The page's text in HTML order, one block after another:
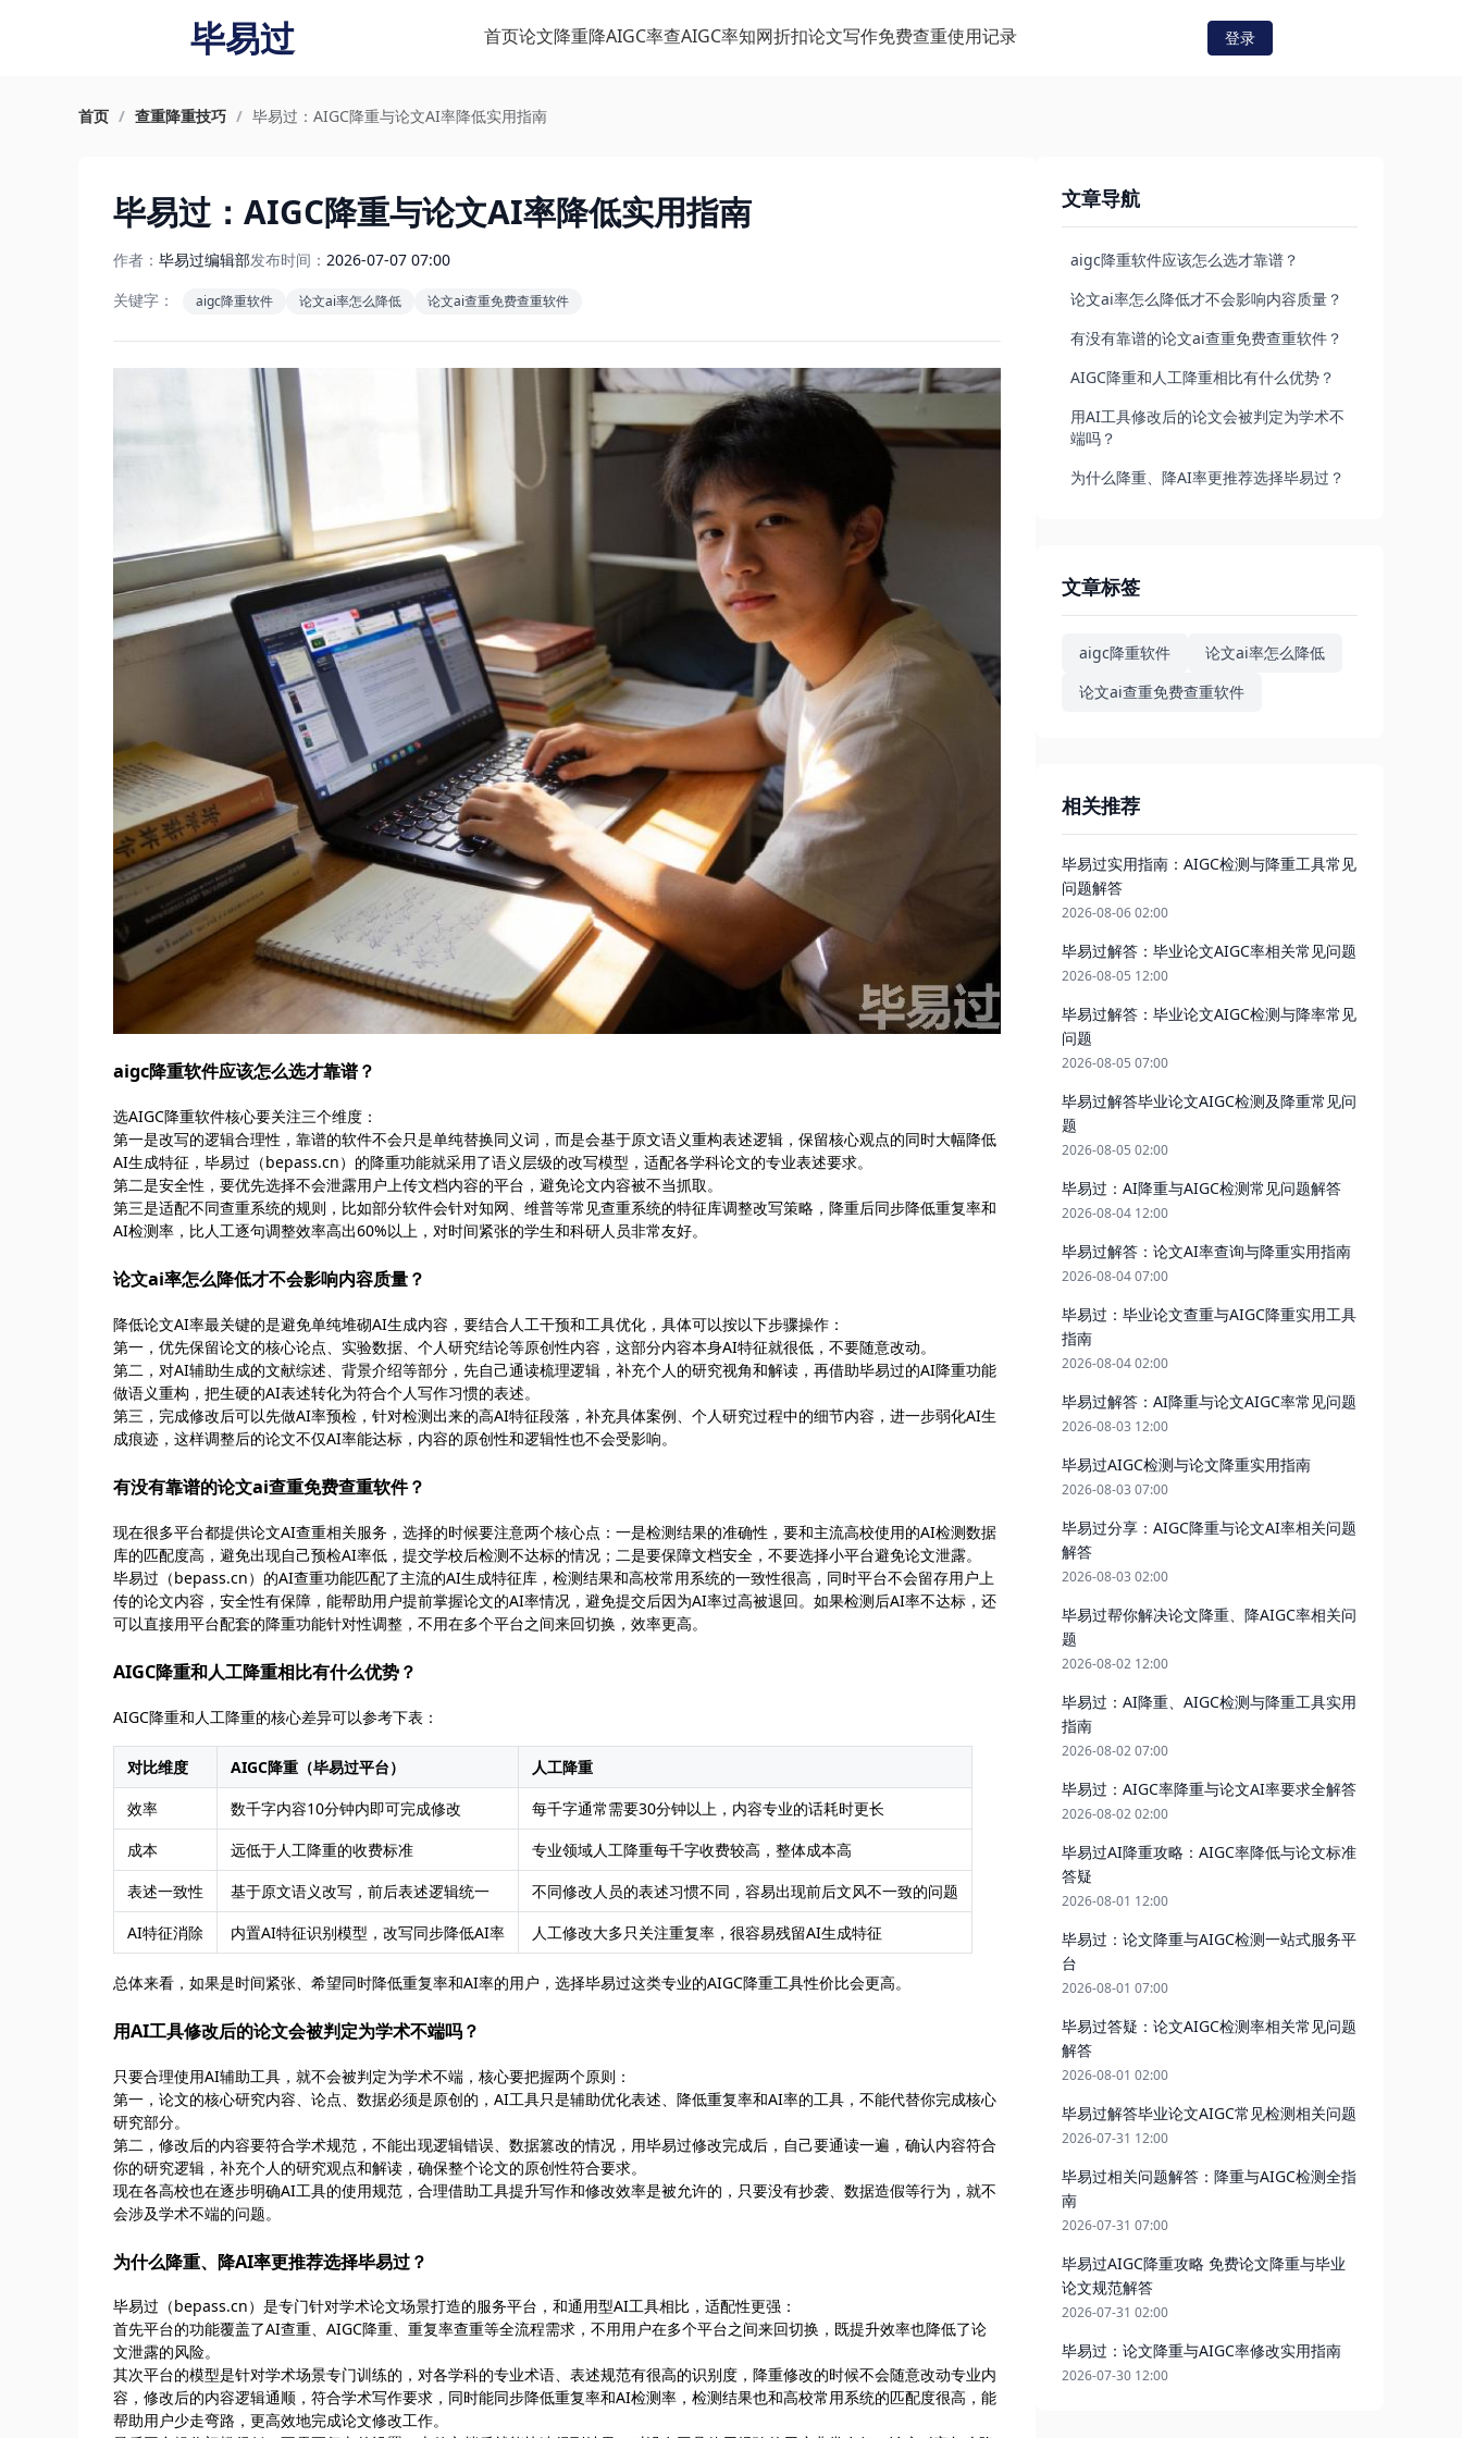
毕易过 首页论文降重降AIGC率查AIGC率知网折扣论文写作免费查重使用记录 登录
首页 / 查重降重技巧 / 毕易过：AIGC降重与论文AI率降低实用指南
毕易过：AIGC降重与论文AI率降低实用指南
作者： 毕易过编辑部发布时间： 2026-07-07 07:00
关键字：
aigc降重软件 论文ai率怎么降低 论文ai查重免费查重软件
aigc降重软件应该怎么选才靠谱？
选AIGC降重软件核心要关注三个维度：
第一是改写的逻辑合理性，靠谱的软件不会只是单纯替换同义词，而是会基于原文语义重构表述逻辑，保留核心观点的同时大幅降低
AI生成特征，毕易过（bepass.cn）的降重功能就采用了语义层级的改写模型，适配各学科论文的专业表述要求。
第二是安全性，要优先选择不会泄露用户上传文档内容的平台，避免论文内容被不当抓取。
第三是适配不同查重系统的规则，比如部分软件会针对知网、维普等常见查重系统的特征库调整改写策略，降重后同步降低重复率和
AI检测率，比人工逐句调整效率高出60%以上，对时间紧张的学生和科研人员非常友好。
论文ai率怎么降低才不会影响内容质量？
降低论文AI率最关键的是避免单纯堆砌AI生成内容，要结合人工干预和工具优化，具体可以按以下步骤操作：
第一，优先保留论文的核心论点、实验数据、个人研究结论等原创性内容，这部分内容本身AI特征就很低，不要随意改动。
第二，对AI辅助生成的文献综述、背景介绍等部分，先自己通读梳理逻辑，补充个人的研究视角和解读，再借助毕易过的AI降重功能
做语义重构，把生硬的AI表述转化为符合个人写作习惯的表述。
第三，完成修改后可以先做AI率预检，针对检测出来的高AI特征段落，补充具体案例、个人研究过程中的细节内容，进一步弱化AI生
成痕迹，这样调整后的论文不仅AI率能达标，内容的原创性和逻辑性也不会受影响。
有没有靠谱的论文ai查重免费查重软件？
现在很多平台都提供论文AI查重相关服务，选择的时候要注意两个核心点：一是检测结果的准确性，要和主流高校使用的AI检测数据
库的匹配度高，避免出现自己预检AI率低，提交学校后检测不达标的情况；二是要保障文档安全，不要选择小平台避免论文泄露。
毕易过（bepass.cn）的AI查重功能匹配了主流的AI生成特征库，检测结果和高校常用系统的一致性很高，同时平台不会留存用户上
传的论文内容，安全性有保障，能帮助用户提前掌握论文的AI率情况，避免提交后因为AI率过高被退回。如果检测后AI率不达标，还
可以直接用平台配套的降重功能针对性调整，不用在多个平台之间来回切换，效率更高。
AIGC降重和人工降重相比有什么优势？
AIGC降重和人工降重的核心差异可以参考下表：
对比维度 AIGC降重（毕易过平台）
人工降重
效率
数千字内容10分钟内即可完成修改
每千字通常需要30分钟以上，内容专业的话耗时更长
成本
远低于人工降重的收费标准
专业领域人工降重每千字收费较高，整体成本高
表述一致性
基于原文语义改写，前后表述逻辑统一
不同修改人员的表述习惯不同，容易出现前后文风不一致的问题
AI特征消除
内置AI特征识别模型，改写同步降低AI率 人工修改大多只关注重复率，很容易残留AI生成特征
总体来看，如果是时间紧张、希望同时降低重复率和AI率的用户，选择毕易过这类专业的AIGC降重工具性价比会更高。
用AI工具修改后的论文会被判定为学术不端吗？
只要合理使用AI辅助工具，就不会被判定为学术不端，核心要把握两个原则：
第一，论文的核心研究内容、论点、数据必须是原创的，AI工具只是辅助优化表述、降低重复率和AI率的工具，不能代替你完成核心
研究部分。
第二，修改后的内容要符合学术规范，不能出现逻辑错误、数据篡改的情况，用毕易过修改完成后，自己要通读一遍，确认内容符合
你的研究逻辑，补充个人的研究观点和解读，确保整个论文的原创性符合要求。
现在各高校也在逐步明确AI工具的使用规范，合理借助工具提升写作和修改效率是被允许的，只要没有抄袭、数据造假等行为，就不
会涉及学术不端的问题。
为什么降重、降AI率更推荐选择毕易过？
毕易过（bepass.cn）是专门针对学术论文场景打造的服务平台，和通用型AI工具相比，适配性更强：
首先平台的功能覆盖了AI查重、AIGC降重、重复率查重等全流程需求，不用用户在多个平台之间来回切换，既提升效率也降低了论
文泄露的风险。
其次平台的模型是针对学术场景专门训练的，对各学科的专业术语、表述规范有很高的识别度，降重修改的时候不会随意改动专业内
容，修改后的内容逻辑通顺，符合学术写作要求，同时能同步降低重复率和AI检测率，检测结果也和高校常用系统的匹配度很高，能
帮助用户少走弯路，更高效地完成论文修改工作。
文章导航
aigc降重软件应该怎么选才靠谱？
论文ai率怎么降低才不会影响内容质量？
有没有靠谱的论文ai查重免费查重软件？
AIGC降重和人工降重相比有什么优势？
用AI工具修改后的论文会被判定为学术不
端吗？
为什么降重、降AI率更推荐选择毕易过？
文章标签
aigc降重软件
论文ai率怎么降低
论文ai查重免费查重软件
相关推荐
毕易过实用指南：AIGC检测与降重工具常见
问题解答
2026-08-06 02:00
毕易过解答：毕业论文AIGC率相关常见问题
2026-08-05 12:00
毕易过解答：毕业论文AIGC检测与降率常见
问题
2026-08-05 07:00
毕易过解答毕业论文AIGC检测及降重常见问
题
2026-08-05 02:00
毕易过：AI降重与AIGC检测常见问题解答
2026-08-04 12:00
毕易过解答：论文AI率查询与降重实用指南
2026-08-04 07:00
毕易过：毕业论文查重与AIGC降重实用工具
指南
2026-08-04 02:00
毕易过解答：AI降重与论文AIGC率常见问题
2026-08-03 12:00
毕易过AIGC检测与论文降重实用指南
2026-08-03 07:00
毕易过分享：AIGC降重与论文AI率相关问题
解答
2026-08-03 02:00
毕易过帮你解决论文降重、降AIGC率相关问
题
2026-08-02 12:00
毕易过：AI降重、AIGC检测与降重工具实用
指南
2026-08-02 07:00
毕易过：AIGC率降重与论文AI率要求全解答
2026-08-02 02:00
毕易过AI降重攻略：AIGC率降低与论文标准
答疑
2026-08-01 12:00
毕易过：论文降重与AIGC检测一站式服务平
台
2026-08-01 07:00
毕易过答疑：论文AIGC检测率相关常见问题
解答
2026-08-01 02:00
毕易过解答毕业论文AIGC常见检测相关问题
2026-07-31 12:00
毕易过相关问题解答：降重与AIGC检测全指
南
2026-07-31 07:00
毕易过AIGC降重攻略 免费论文降重与毕业
论文规范解答
2026-07-31 02:00
毕易过：论文降重与AIGC率修改实用指南
2026-07-30 12:00